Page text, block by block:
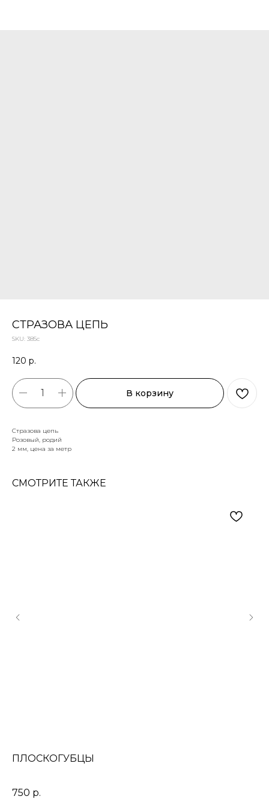
СТРАЗОВА ЦЕПЬ
SKU: 385с
120 р.
В корзину
Стразова цепь
Розовый, родий
2 мм, цена за метр
СМОТРИТЕ ТАКЖЕ
ПЛОСКОГУБЦЫ
750 р.